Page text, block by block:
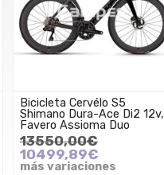
Bicicleta Cervélo S5
Shimano Dura-Ace Di2 12v,
Favero Assioma Duo
13550,00€
10499,89€
más variaciones